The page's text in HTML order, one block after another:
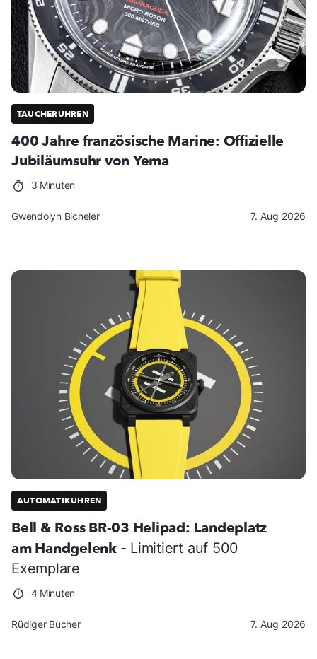
TAUCHERUHREN
400 Jahre französische Marine: Offizielle
Jubiläumsuhr von Yema
3 Minuten
Gwendolyn Bicheler 7. Aug 2026
AUTOMATIKUHREN
Bell & Ross BR-03 Helipad: Landeplatz
am Handgelenk - Limitiert auf 500
Exemplare
4 Minuten
Rüdiger Bucher 7. Aug 2026